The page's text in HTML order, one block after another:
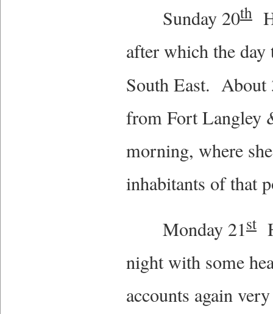
Sunday 20th
after which the
South East.
from Fort Langley
morning, where
inhabitants of that
Monday 21st
night with some
accounts again